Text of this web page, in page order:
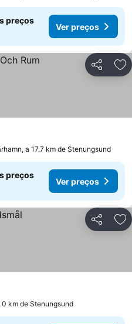
preços
Ver preços
Partilhar
a 17.7 km de Stenungsund
preços
Ver preços
Partilhar
km de Stenungsund